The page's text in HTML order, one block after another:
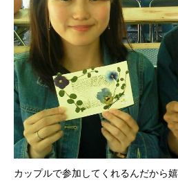
カップルで参加してくれるんだから嬉